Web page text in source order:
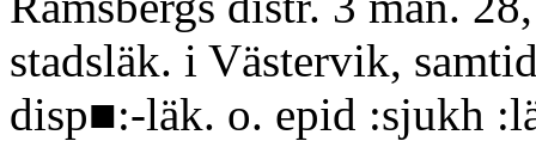
stadsläk. i Västervik,
disp■:-läk. o. epid :sjukh